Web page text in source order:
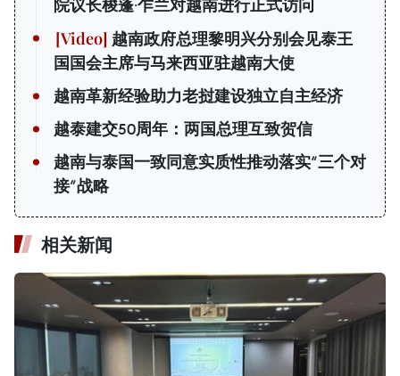
院议长梭蓬·乍兰对越南进行正式访问
越南政府总理黎明兴分别会见泰王
国国会主席与马来西亚驻越南大使
越南革新经验助力老挝建设独立自主经济
越泰建交50周年：两国总理互致贺信
越南与泰国一致同意实质性推动落实“三个对
接”战略
相关新闻